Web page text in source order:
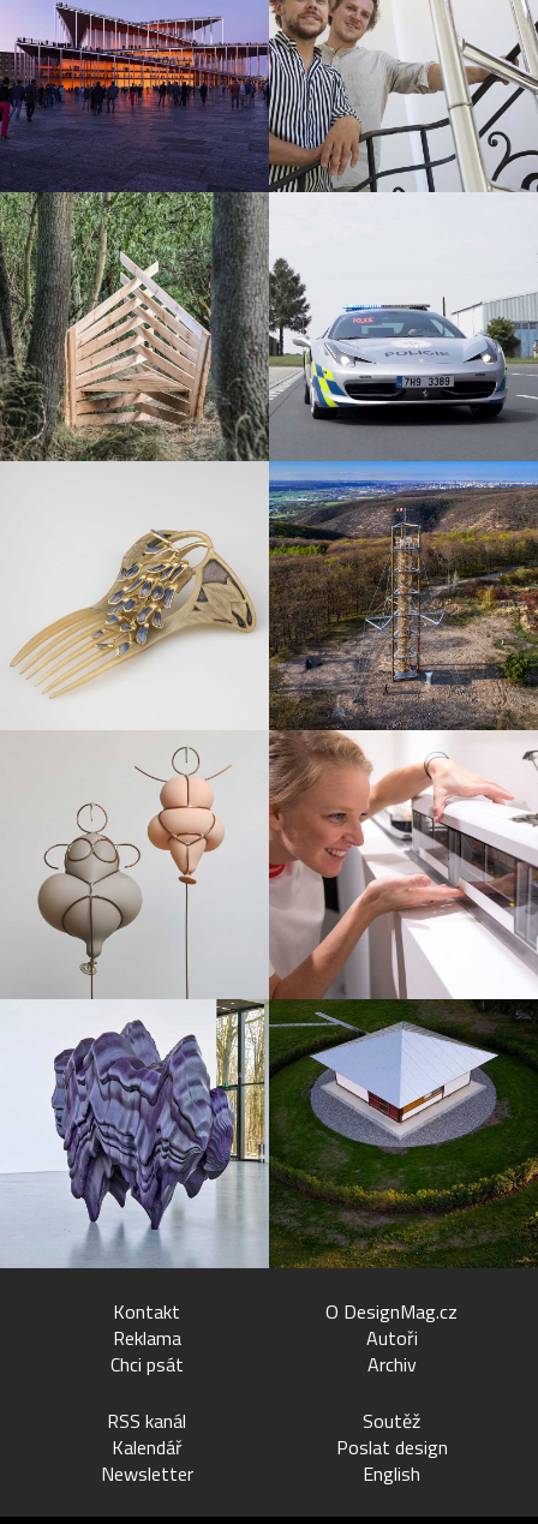
Kontakt
Reklama
Chci psát
O DesignMag.cz
Autoři
Archiv
RSS kanál
Kalendář
Newsletter
Soutěž
Poslat design
English